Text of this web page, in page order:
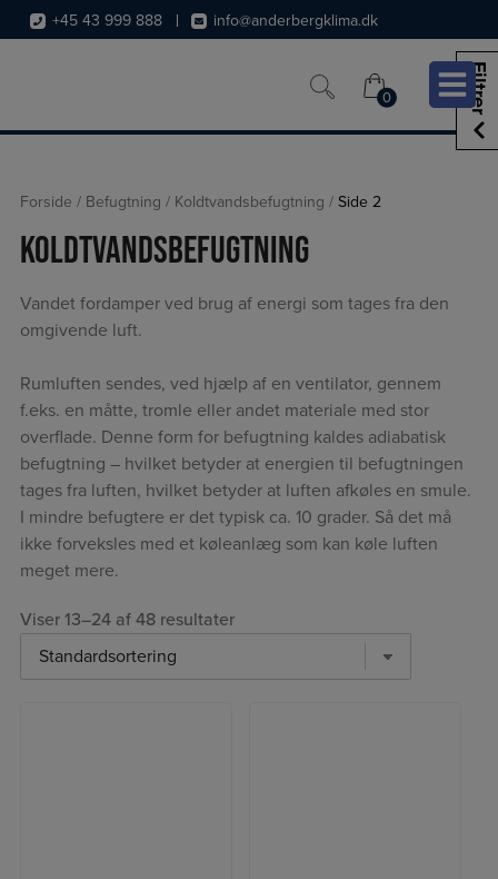
Hop
til
+45 43 999 888 info@anderbergklima.dk
0
0
Forside / Befugtning / Koldtvandsbefugtning /Side 2
Koldtvandsbefugtning
Vandet fordamper ved brug af energi som tages fra den
omgivende luft.
Rumluften sendes, ved hjælp af en ventilator, gennem
f.eks. en måtte, tromle eller andet materiale med stor
overflade. Denne form for befugtning kaldes adiabatisk
befugtning – hvilket betyder at energien til befugtningen
tages fra luften, hvilket betyder at luften afkøles en smule.
I mindre befugtere er det typisk ca. 10 grader. Så det må
ikke forveksles med et køleanlæg som kan køle luften
meget mere.
Viser 13–24 af 48 resultater
Filtrer